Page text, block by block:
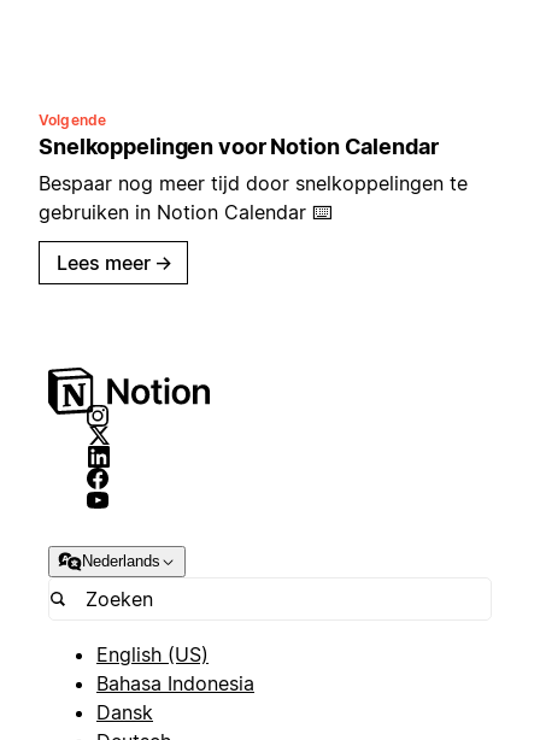
Volgende
Snelkoppelingen voor Notion Calendar
Bespaar nog meer tijd door snelkoppelingen te
gebruiken in Notion Calendar ⌨️
Lees meer →
Nederlands
English (US)
Bahasa Indonesia
Dansk